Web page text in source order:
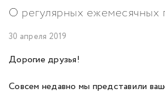
О регулярных ежемесячных
30 апреля 2019
Дорогие друзья!
Совсем недавно мы представили